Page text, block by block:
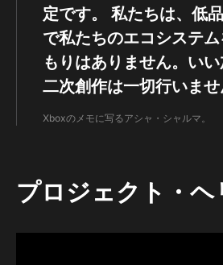
定です。
私たちは、低
で私たちのエコシステ
もりはありません。いい
二次創作は一切行いませ
Xboxのメモに写るアシャ・シャルマ。
プロジェクト・ヘ